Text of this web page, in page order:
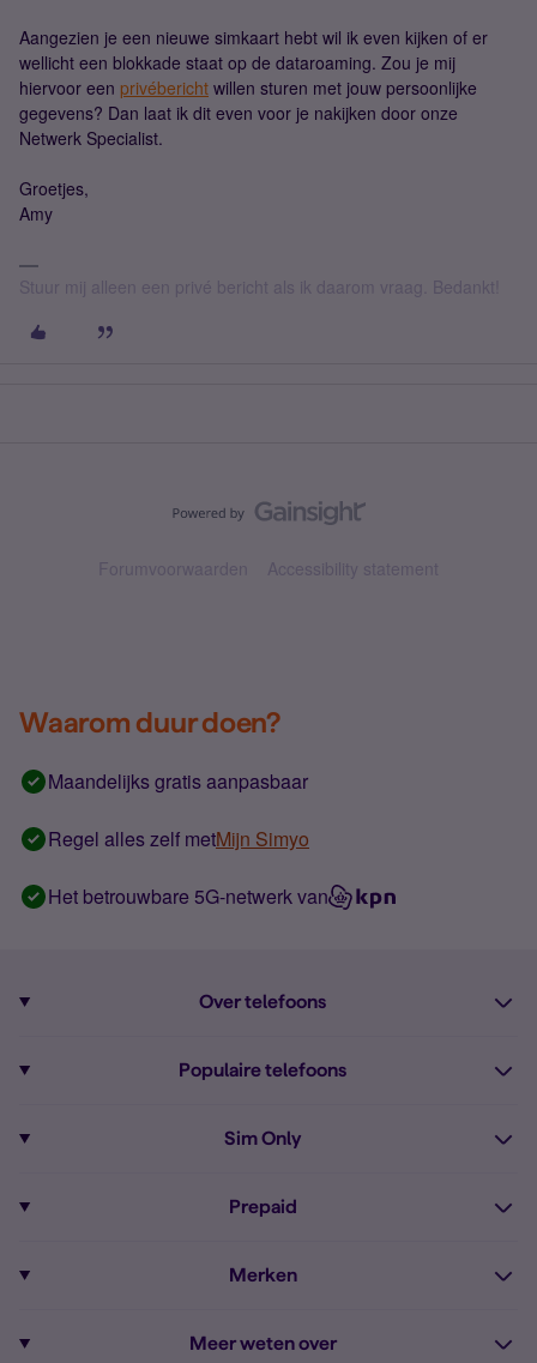
Aangezien je een nieuwe simkaart hebt wil ik even kijken of er
wellicht een blokkade staat op de dataroaming. Zou je mij
hiervoor een privébericht willen sturen met jouw persoonlijke
gegevens? Dan laat ik dit even voor je nakijken door onze
Netwerk Specialist.
Groetjes,
Amy
Stuur mij alleen een privé bericht als ik daarom vraag. Bedankt!
Forumvoorwaarden Accessibility statement
Waarom duur doen?
Maandelijks gratis aanpasbaar
Regel alles zelf metMijn Simyo
Het betrouwbare 5G-netwerk van
Over telefoons
Alle telefoons
Populaire telefoons
iPhone 16
Sim Only
Onbeperkt bellen
Zakelijk Sim Only abonnement
Prepaid
Prepaid tegoed opwaarderen
Merken
Meer weten over